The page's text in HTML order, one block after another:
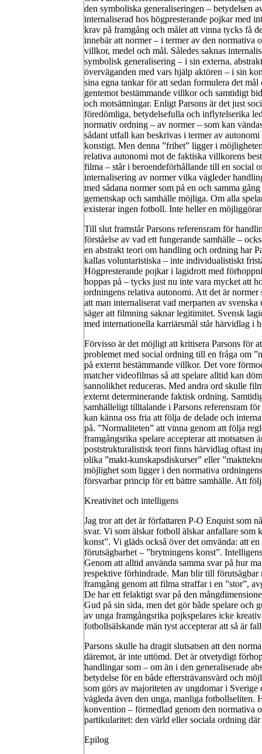
den symboliska generaliseringen – betydelsen
internaliserad hos högpresterande pojkar med
krav på framgång och målet att vinna tycks få
innebär att normer – i termer av den normativa
villkor, medel och mål. Således saknas
symbolisk generalisering – i sin externa,
överväganden med vars hjälp aktören – i sin
sina egna tankar för att sedan formulera det
gentemot bestämmande villkor och samtidigt
och motsättningar. Enligt Parsons är det just
föredömliga, betydelsefulla och inflytelserika
normativ ordning – av normer – som kan
sådant utfall kan beskrivas i termer av
konstigt. Men denna ”frihet” ligger i
relativa autonomi mot de faktiska villkorens
filma – står i beroendeförhållande till en social
internalisering av normer vilka vägleder
med sådana normer som på en och samma
gemenskap och samhälle möjliga. Om alla
existerar ingen fotboll. Inte heller en
Till slut framstår Parsons referensram för
förståelse av vad ett fungerande samhälle –
en abstrakt teori om handling och ordning har
kallas voluntaristiska – inte individualistiskt
Högpresterande pojkar i lagidrott med
hoppas på – tycks just nu inte vara mycket att
ordningens relativa autonomi. Att det är
att man internaliserat vad merparten av
säger att filmning saknar legitimitet. Svensk
med internationella karriärsmål står härvidlag i
Förvisso är det möjligt att kritisera Parsons för
problemet med social ordning till en fråga om
på externt bestämmande villkor. Det vore
matcher videofilmas så att spelare alltid kan
sannolikhet reduceras. Med andra ord skulle
externt determinerande faktisk ordning.
samhälleligt tilltalande i Parsons referensram
kan känna oss fria att följa de delade och
på. ”Normaliteten” att vinna genom att följa
framgångsrika spelare accepterar att
poststrukturalistisk teori finns härvidlag oftast
olika ”makt-kunskapsdiskurser” eller
möjlighet som ligger i den normativa
försvarbar princip för ett bättre samhälle. Att
Kreativitet och intelligens
Jag tror att det är författaren P-O Enquist som
svar. Vi som älskar fotboll älskar anfallare som
konst”. Vi gläds också över det omvända: att
förutsägbarhet – ”brytningens konst”.
Genom att alltid använda samma svar på hur
respektive förhindrade. Man blir till förutsägbar
framgång genom att filma straffar i en ”stor”,
De har ett felaktigt svar på den
Gud på sin sida, men det gör både spelare
av unga framgångsrika pojkspelares icke
fotbollsälskande män tyst accepterar att så är
Parsons skulle ha dragit slutsatsen att den
däremot, är inte uttömd. Det är otvetydigt
handlingar som – om än i den generaliserade
betydelse för en både eftersträvansvärd och
som görs av majoriteten av ungdomar i
vägleda även den unga, manliga fotbollseliten.
konvention – förmedlad genom den normativa
partikularitet: den värld eller sociala ordning
Epilog